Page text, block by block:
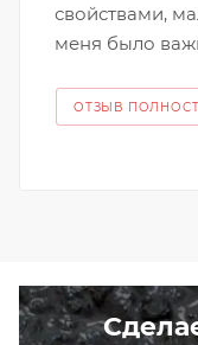
свойствами,
меня было
ОТЗЫВ